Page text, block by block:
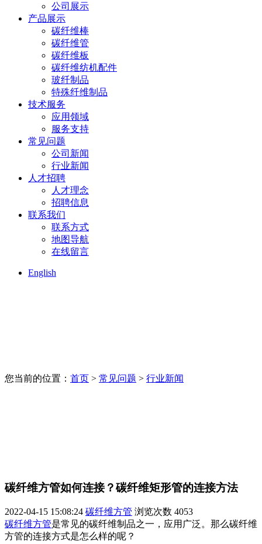
公司展示
产品展示
碳纤维棒
碳纤维管
碳纤维板
碳纤维纺机配件
玻纤制品
特殊纤维制品
技术服务
应用领域
服务支持
常见问题
公司新闻
行业新闻
人才招聘
人才理念
招聘信息
联系我们
联系方式
地图导航
在线留言
English
您当前的位置： 首页 > 常见问题 > 行业新闻
碳纤维方管如何连接？碳纤维矩形管的连接方法
2022-04-15 15:08:24 碳纤维方管 浏览次数 4053
碳纤维方管是常见的碳纤维制品之一，应用广泛。那么碳纤维
方管的连接方式是怎么样的呢？